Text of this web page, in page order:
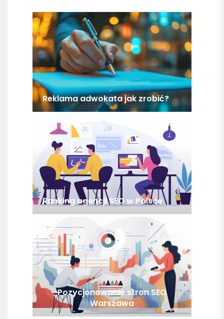
Reklama adwokata jak zrobić?
Ranking agencji SEO w Polsce
Pozycjonowanie stron SEO
Warszawa